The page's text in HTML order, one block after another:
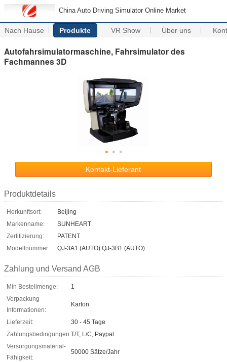
China Auto Driving Simulator Online Market
Nach Hause Produkte VR Show Über uns
Autofahrsimulatormaschine, Fahrsimulator des
Fachmannes 3D
Kontakt-Lieferant
Produktdetails
Herkunftsort:
Beijing
Markenname:
SUNHEART
Zertifizierung:
PATENT
Modellnummer:
QJ-3A1 (AUTO) QJ-3B1 (AUTO)
Zahlung und Versand AGB
Min Bestellmenge:
1
Verpackung
Informationen:
Karton
Lieferzeit:
30 - 45 Tage
Zahlungsbedingungen:T/T, L/C, Paypal
Versorgungsmaterial-
Fähigkeit:
50000 Sätze/Jahr